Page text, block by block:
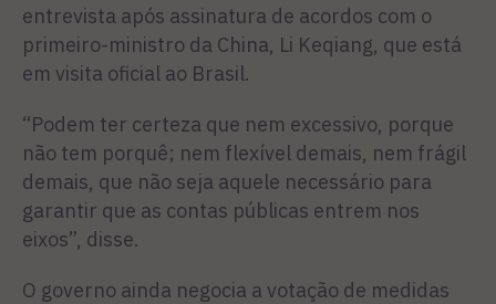
entrevista após assinatura de acordos com o
primeiro-ministro da China, Li Keqiang, que está
em visita oficial ao Brasil.
“Podem ter certeza que nem excessivo, porque
não tem porquê; nem flexível demais, nem frágil
demais, que não seja aquele necessário para
garantir que as contas públicas entrem nos
eixos”, disse.
O governo ainda negocia a votação de medidas